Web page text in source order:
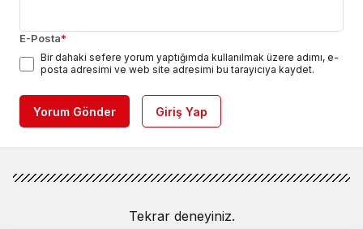
E-Posta*
Bir dahaki sefere yorum yaptığımda kullanılmak üzere adımı, e-
posta adresimi ve web site adresimi bu tarayıcıya kaydet.
Yorum Gönder Giriş Yap
Tekrar deneyiniz.